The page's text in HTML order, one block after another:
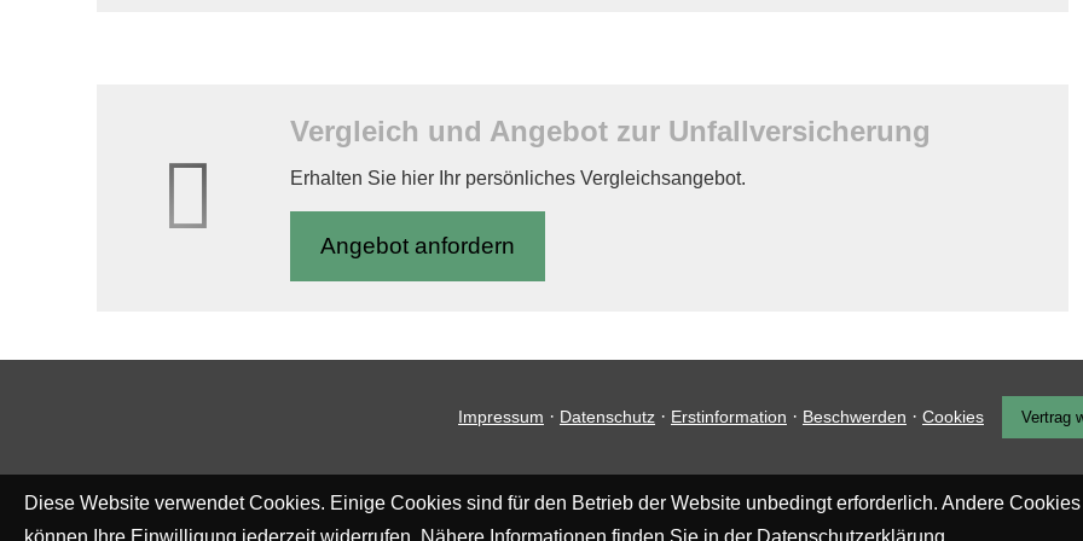
Vergleich und Angebot zur Unfall­ver­si­che­rung
Erhalten Sie hier Ihr persönliches Vergleichsangebot.
An­ge­bot an­for­dern
Impressum · Datenschutz · Erstinformation · Beschwerden · Cookies Vertrag
Diese Website verwendet Cookies. Einige Cookies sind für den Betrieb der Website unbedingt erforderlich. Andere
können Ihre Einwilligung jederzeit widerrufen. Nähere Informationen finden Sie in der Datenschutzerklärung